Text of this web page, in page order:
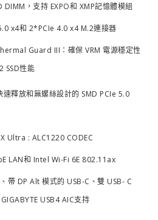
，支持 EXPO和 XMP記憶體模組
x4和 2*PCIe 4.0 x4 M.2連接器
Guard III：確保 VRM 電源穩定性
SSD性能
釋放和無螺絲設計的 SMD PCIe 5.0
Ultra : ALC1220 CODEC
LAN和 Intel Wi-Fi 6E 802.11ax
帶 DP Alt 模式的 USB-C、雙 USB- C
USB4 AIC支持